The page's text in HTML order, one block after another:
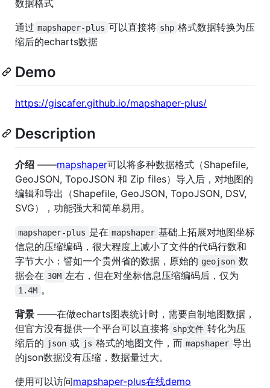
数据格式
通过 mapshaper-plus 可以直接将 shp 格式数据转换为压
缩后的echarts数据
Demo
https://giscafer.github.io/mapshaper-plus/
Description
介绍 ——mapshaper可以将多种数据格式（Shapefile,
GeoJSON, TopoJSON 和 Zip files）导入后，对地图的
编辑和导出（Shapefile, GeoJSON, TopoJSON, DSV,
SVG），功能强大和简单易用。
mapshaper-plus 是在 mapshaper 基础上拓展对地图坐标
信息的压缩编码，很大程度上减小了文件的代码行数和
字节大小：譬如一个贵州省的数据，原始的 geojson 数
据会在 30M 左右，但在对坐标信息压缩编码后，仅为
1.4M 。
背景 ——在做echarts图表统计时，需要自制地图数据，
但官方没有提供一个平台可以直接将 shp文件 转化为压
缩后的 json 或 js 格式的地图文件，而 mapshaper 导出
的json数据没有压缩，数据量过大。
使用可以访问mapshaper-plus在线demo